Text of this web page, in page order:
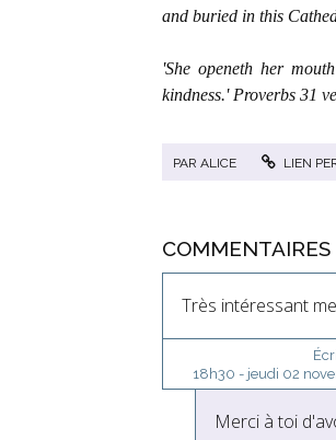
and buried in this
'She openeth her
kindness.' Proverbs 31
PAR ALICE LIEN
COMMENTAIRES
Très intéressant
18h30 - jeudi 02
Merci à toi